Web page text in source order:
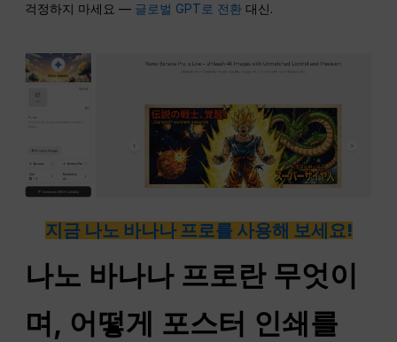
걱정하지 마세요 — 글로벌 GPT로 전환 대신.
지금 나노 바나나 프로를 사용해 보세요!
나노 바나나 프로란 무엇이
며, 어떻게 포스터 인쇄를